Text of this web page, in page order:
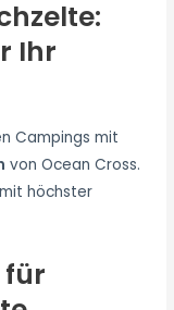
Ihr
Campings mit
von Ocean Cross.
höchster
für